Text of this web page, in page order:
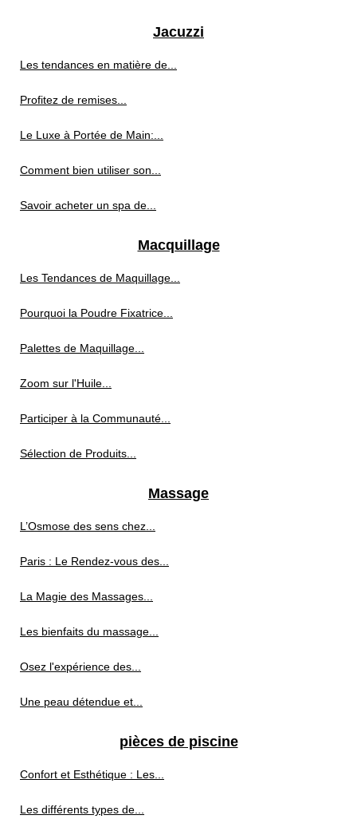
Jacuzzi
Les tendances en matière de...
Profitez de remises...
Le Luxe à Portée de Main:...
Comment bien utiliser son...
Savoir acheter un spa de...
Macquillage
Les Tendances de Maquillage...
Pourquoi la Poudre Fixatrice...
Palettes de Maquillage...
Zoom sur l'Huile...
Participer à la Communauté...
Sélection de Produits...
Massage
L’Osmose des sens chez...
Paris : Le Rendez-vous des...
La Magie des Massages...
Les bienfaits du massage...
Osez l'expérience des...
Une peau détendue et...
pièces de piscine
Confort et Esthétique : Les...
Les différents types de...